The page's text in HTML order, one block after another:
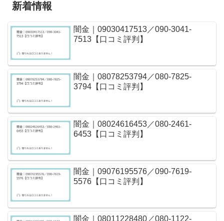
新着情報
闇金｜09030417513／090-3041-
7513【口コミ評判】
闇金｜08078253794／080-7825-
3794【口コミ評判】
闇金｜08024616453／080-2461-
6453【口コミ評判】
闇金｜09076195576／090-7619-
5576【口コミ評判】
闇金｜08011228480／080-1122-